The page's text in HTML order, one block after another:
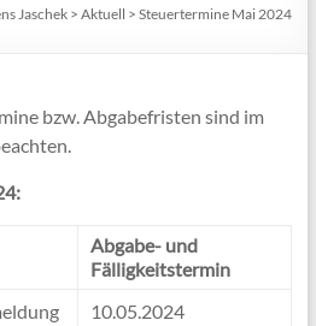
Jaschek >Aktuell >Steuertermine Mai 2024
bzw. Abgabefristen sind im
Abgabe- und
Fälligkeitstermin
10.05.2024